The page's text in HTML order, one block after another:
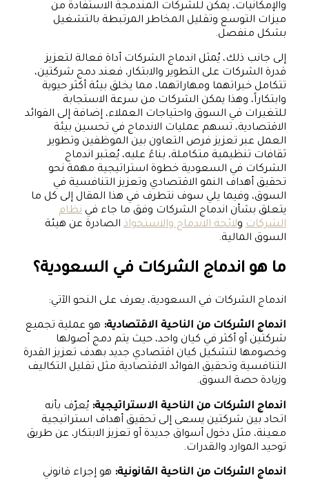
والإمكانيات، يمكن للشركات المندمجة الاستفادة من
ميزات التوسع وتقليل المخاطر المرتبطة بالتشغيل
بشكل منفصل.
إلى جانب ذلك، يُمثل اندماج الشركات أداة فعالة لتعزيز
قدرة الشركات على التطوير والابتكار، فعند دمج شركتين،
تتكامل خبراتهما ومهاراتهما، مما يخلق بيئة أكثر حيوية
وابتكاراً، وهذا يمكن الشركات من سرعة الاستجابة
للتغيرات في السوق واحتياجات العملاء، إضافة إلى الفوائد
الاقتصادية، تسهم عمليات الاندماج في تحسين بيئة
العمل عبر تعزيز فرص التعاون بين الموظفين وتطوير
ثقافات تنظيمية متكاملة، بناءً عليه، يُعتبر اندماج
الشركات في السعودية خطوة استراتيجية مهمة نحو
تحقيق أهداف النمو الاقتصادي وتعزيز التنافسية في
السوق، وفيما يلي سوف نتطرف في هذا المقال إلى كل ما
يتعلق بشأن اندماج الشركات وفق ما جاء فينظام
الشركاتولائحة الاندماج والاستحواذالصادرة عن هيئة
السوق المالية.
ما هو اندماج الشركات في السعودية؟
اندماج الشركات في السعودية، يعرف على النحو الآتي:
اندماج الشركات من الناحية الاقتصادية: هو عملية تجميع
شركتين أو أكثر في كيان واحد، حيث يتم دمج أصولها
وخصومها لتشكيل كيان اقتصادي جديد بهدف تعزيز القدرة
التنافسية وتحقيق الفوائد الاقتصادية مثل تقليل التكاليف
وزيادة حصة السوق.
اندماج الشركات من الناحية الاستراتيجية: يُعرّف بأنه
اتحاد بين شركتين يسعى إلى تحقيق أهداف استراتيجية
معينة، مثل دخول أسواق جديدة أو تعزيز الابتكار، عن طريق
توحيد الموارد والقدرات.
اندماج الشركات من الناحية القانونية: هو إجراء قانوني